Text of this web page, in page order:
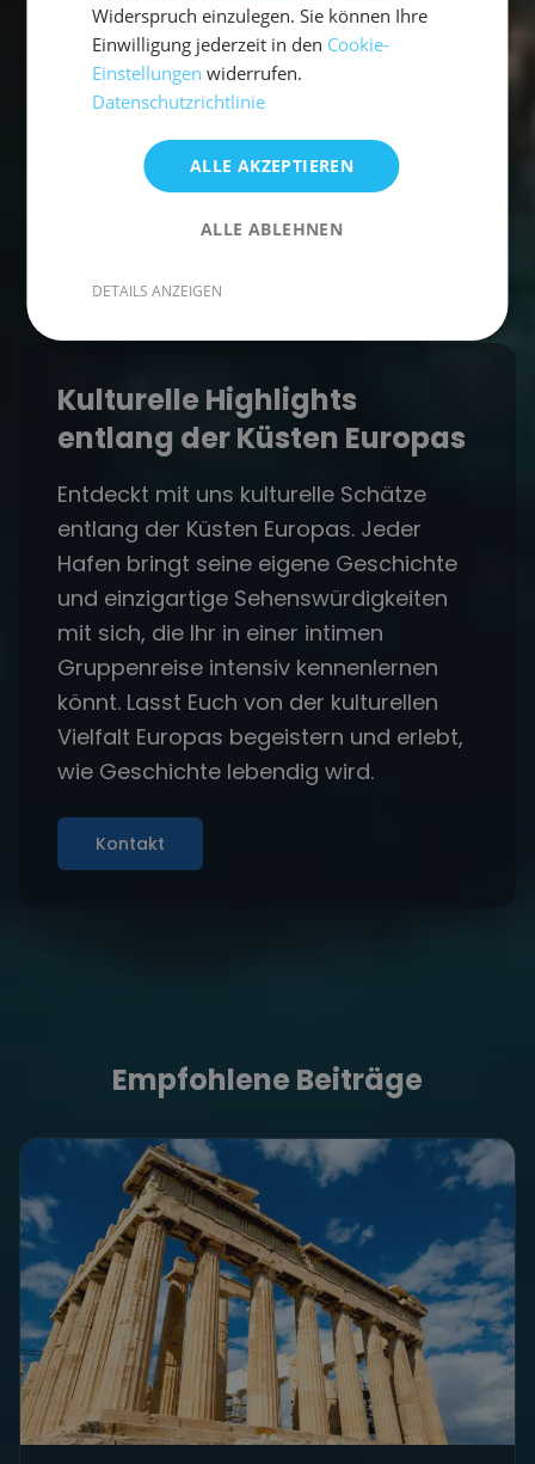
Kulturelle Highlights
entlang der Küsten Europas
Entdeckt mit uns kulturelle Schätze
entlang der Küsten Europas. Jeder
Hafen bringt seine eigene Geschichte
und einzigartige Sehenswürdigkeiten
mit sich, die Ihr in einer intimen
Gruppenreise intensiv kennenlernen
könnt. Lasst Euch von der kulturellen
Vielfalt Europas begeistern und erlebt,
wie Geschichte lebendig wird.
Kontakt
Empfohlene Beiträge
Widerspruch einzulegen. Sie können Ihre
Einwilligung jederzeit in den Cookie-
Einstellungen widerrufen.
Datenschutzrichtlinie
ALLE AKZEPTIEREN
ALLE ABLEHNEN
DETAILS ANZEIGEN